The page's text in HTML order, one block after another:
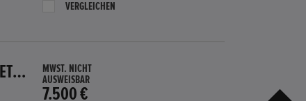
VERGLEICHEN
HONDA CR-Z GT HYBRID PDC SITZHEIZUNG SUBWOOFER BLUETOOTH
MWST. NICHT
AUSWEISBAR
7.500 €